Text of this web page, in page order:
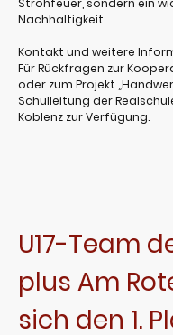
Strohfeuer, sondern ein
Nachhaltigkeit.
Kontakt und weitere
Für Rückfragen zur
oder zum Projekt
Schulleitung der
Koblenz zur Verfügung.
U17-Team
plus Am
sich den 1.